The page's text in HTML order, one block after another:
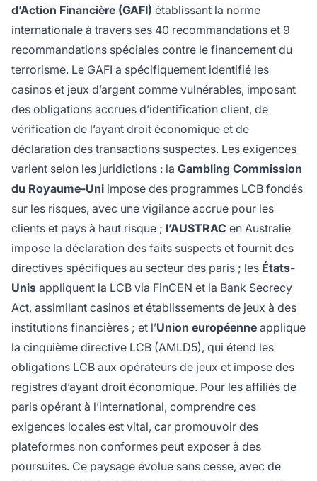
d’Action Financière (GAFI) établissant la norme
internationale à travers ses 40 recommandations et 9
recommandations spéciales contre le financement du
terrorisme. Le GAFI a spécifiquement identifié les
casinos et jeux d’argent comme vulnérables, imposant
des obligations accrues d’identification client, de
vérification de l’ayant droit économique et de
déclaration des transactions suspectes. Les exigences
varient selon les juridictions : la Gambling Commission
du Royaume-Uni impose des programmes LCB fondés
sur les risques, avec une vigilance accrue pour les
clients et pays à haut risque ; l’AUSTRAC en Australie
impose la déclaration des faits suspects et fournit des
directives spécifiques au secteur des paris ; les États-
Unis appliquent la LCB via FinCEN et la Bank Secrecy
Act, assimilant casinos et établissements de jeux à des
institutions financières ; et l’Union européenne applique
la cinquième directive LCB (AMLD5), qui étend les
obligations LCB aux opérateurs de jeux et impose des
registres d’ayant droit économique. Pour les affiliés de
paris opérant à l’international, comprendre ces
exigences locales est vital, car promouvoir des
plateformes non conformes peut exposer à des
poursuites. Ce paysage évolue sans cesse, avec de